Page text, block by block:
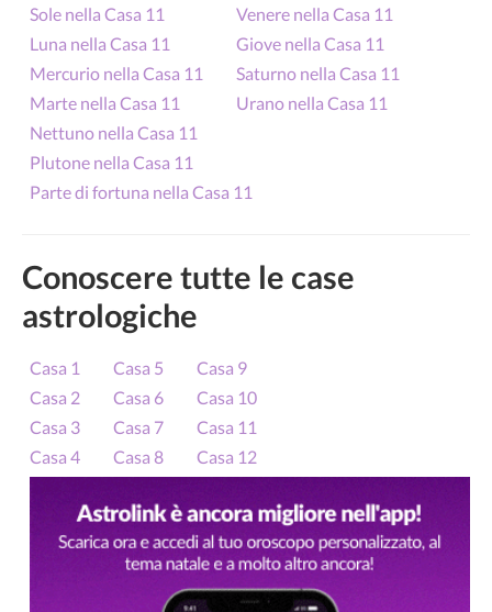
Sole nella Casa 11
Luna nella Casa 11
Mercurio nella Casa 11
Marte nella Casa 11
Venere nella Casa 11
Giove nella Casa 11
Saturno nella Casa 11
Urano nella Casa 11
Nettuno nella Casa 11
Plutone nella Casa 11
Parte di fortuna nella Casa 11
Conoscere tutte le case
astrologiche
Casa 1
Casa 2
Casa 3
Casa 4
Casa 5
Casa 6
Casa 7
Casa 8
Casa 9
Casa 10
Casa 11
Casa 12